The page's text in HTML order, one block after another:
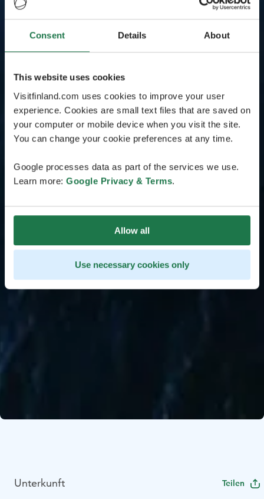
Consent Details About
This website uses cookies
Visitfinland.com uses cookies to improve your user
experience. Cookies are small text files that are saved on
your computer or mobile device when you visit the site.
You can change your cookie preferences at any time.
Google processes data as part of the services we use.
Learn more: Google Privacy & Terms.
Allow all
Use necessary cookies only
Unterkunft Teilen